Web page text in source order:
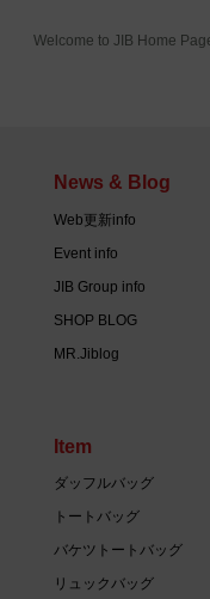
Welcome to JIB Home
News & Blog
Web更新info
Event info
JIB Group info
SHOP BLOG
MR.Jiblog
Item
ダッフルバッグ
トートバッグ
バケツトートバッグ
リュックバッグ